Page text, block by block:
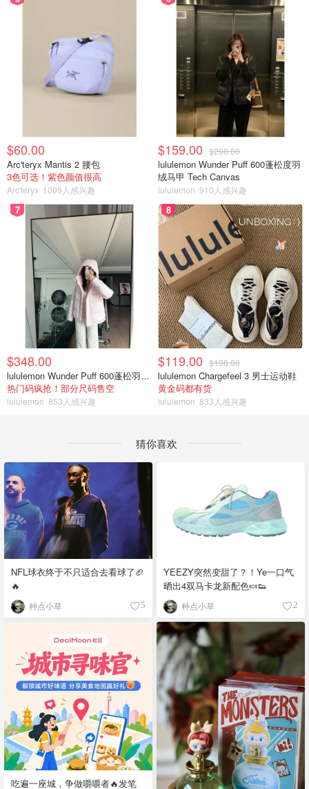
$60.00
Arc'teryx Mantis 2 腰包
3色可选！紫色颜值很高
Arc'teryx 1009人感兴趣
$159.00 $298.00
lululemon Wunder Puff 600蓬松度羽
绒马甲 Tech Canvas
lululemon 910人感兴趣
7
$348.00
lululemon Wunder Puff 600蓬松羽绒夹克
热门码疯抢！部分尺码售空
lululemon 853人感兴趣
8
$119.00 $198.00
lululemon Chargefeel 3 男士运动鞋
黄金码都有货
lululemon 833人感兴趣
猜你喜欢
NFL球衣终于不只适合去看球了🏈
🔥
种点小草 5
YEEZY突然变甜了？！Ye一口气
晒出4双马卡龙新配色🍬👟
种点小草 2
吃遍一座城，争做嚼嚼者🔥发笔